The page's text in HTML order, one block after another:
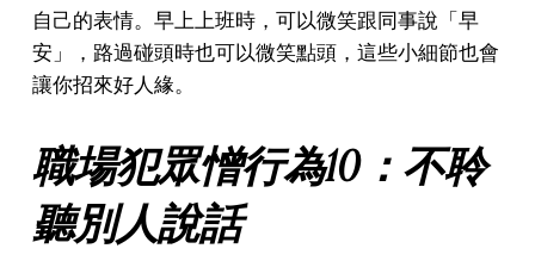
自己的表情。早上上班時，可以微笑跟同事說「早
安」，路過碰頭時也可以微笑點頭，這些小細節也會
讓你招來好人緣。
職場犯眾憎行為10：不聆
聽別人說話